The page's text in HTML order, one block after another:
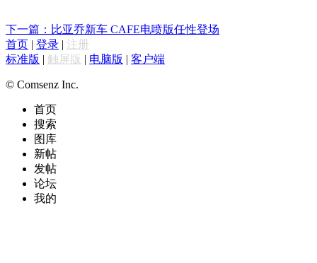
下一篇：比亚乔新车 CAFE电喷版任性登场
首页 | 登录 | 注册
标准版 | 触屏版 | 电脑版 | 客户端
© Comsenz Inc.
首页
搜索
图库
新帖
发帖
论坛
我的